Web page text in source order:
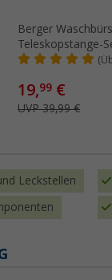
Berger
Teleskopstange-
- 180 cm
19,99 €
UVP 39,99 €
Leckstellen